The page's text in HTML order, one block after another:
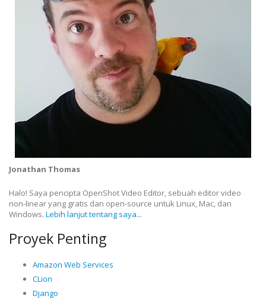
Jonathan Thomas
Halo! Saya pencipta OpenShot Video Editor, sebuah editor video
non-linear yang gratis dan open-source untuk Linux, Mac, dan
Windows. Lebih lanjut tentang saya...
Proyek Penting
Amazon Web Services
CLion
Django